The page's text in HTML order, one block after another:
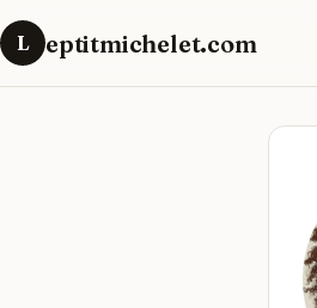
L eptitmichelet.com